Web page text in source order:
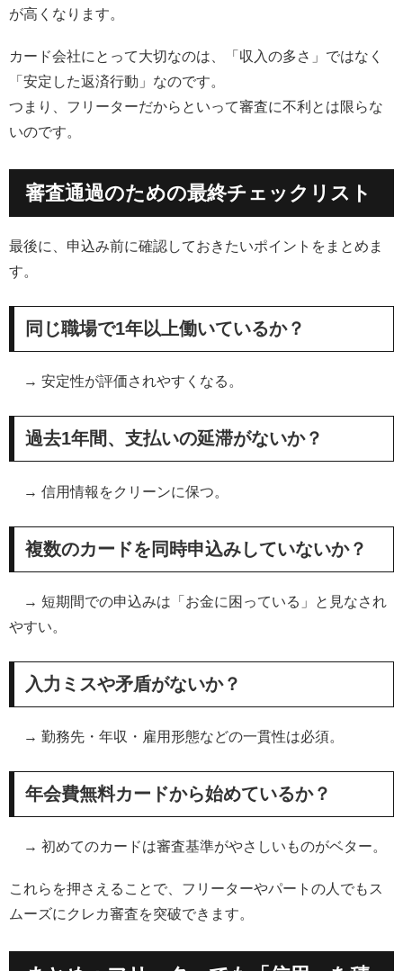
が高くなります。
カード会社にとって大切なのは、「収入の多さ」ではなく
「安定した返済行動」なのです。
つまり、フリーターだからといって審査に不利とは限らな
いのです。
審査通過のための最終チェックリスト
最後に、申込み前に確認しておきたいポイントをまとめま
す。
同じ職場で1年以上働いているか？
→ 安定性が評価されやすくなる。
過去1年間、支払いの延滞がないか？
→ 信用情報をクリーンに保つ。
複数のカードを同時申込みしていないか？
→ 短期間での申込みは「お金に困っている」と見なされ
やすい。
入力ミスや矛盾がないか？
→ 勤務先・年収・雇用形態などの一貫性は必須。
年会費無料カードから始めているか？
→ 初めてのカードは審査基準がやさしいものがベター。
これらを押さえることで、フリーターやパートの人でもス
ムーズにクレカ審査を突破できます。